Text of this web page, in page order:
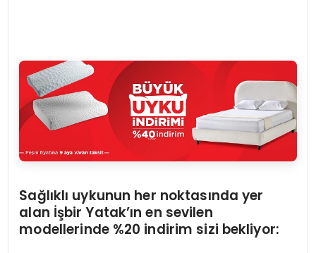
Sağlıklı uykunun her noktasında yer
alan İşbirYatak’ın en sevilen
modellerinde %20 indirim sizi bekliyor: